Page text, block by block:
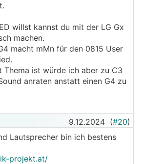
willst kannst du mit der LG Gx
machen.
macht mMn für den 0815 User
Thema ist würde ich aber zu C3
anraten anstatt einen G4 zu
9.12.2024 (#20)
Lautsprecher bin ich bestens
projekt.at/